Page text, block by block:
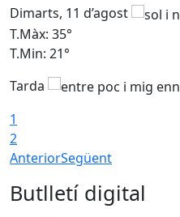
Dimarts, 11 d’agost
T.Màx: 35°
T.Min: 21°
Tarda
1
2
AnteriorSegüent
Butlletí digital